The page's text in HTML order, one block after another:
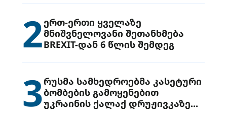
2ერთ-ერთი ყველაზე
მნიშვნელოვანი შეთანხმება
BREXIT-დან 6 წლის შემდეგ
3რუსმა სამხედროებმა კასეტური
ბომბების გამოყენებით
უკრაინის ქალაქ დრუჟივკაზე